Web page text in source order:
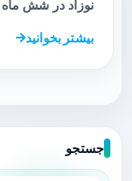
نوزاد در شش
بیشتر بخوانید
جستجو